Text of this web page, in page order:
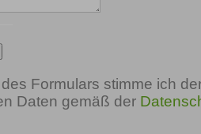
Formulars stimme ich
Daten gemäß der